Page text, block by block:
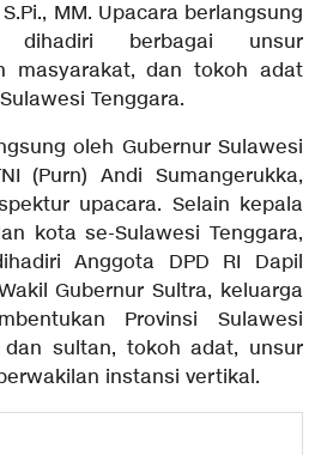
MM. Upacara berlangsung
dihadiri berbagai unsur
masyarakat, dan tokoh adat
Tenggara.
oleh Gubernur Sulawesi
(Purn) Andi Sumangerukka,
upacara. Selain kepala
kota se-Sulawesi Tenggara,
Anggota DPD RI Dapil
Gubernur Sultra, keluarga
Provinsi Sulawesi
sultan, tokoh adat, unsur
instansi vertikal.